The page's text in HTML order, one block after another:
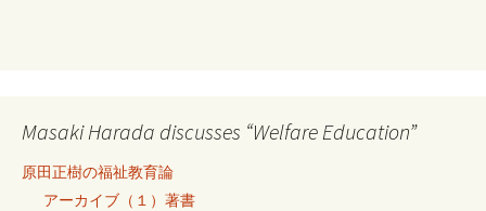
Masaki Harada discusses “Welfare Education”
原田正樹の福祉教育論
アーカイブ（１）著書